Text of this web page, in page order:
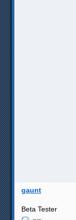
gaunt
Beta Tester